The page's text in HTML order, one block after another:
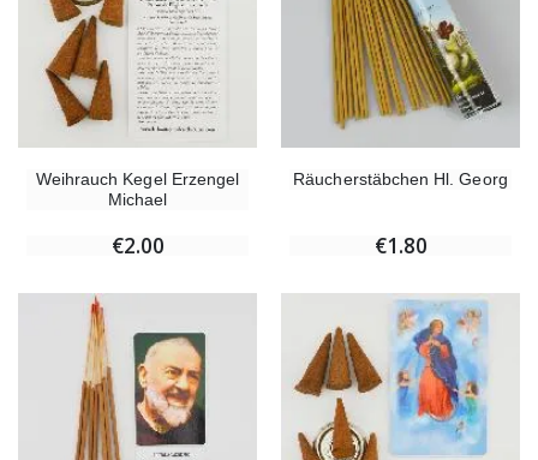
Weihrauch Kegel Erzengel
Michael
€2.00
Räucherstäbchen Hl. Georg
€1.80